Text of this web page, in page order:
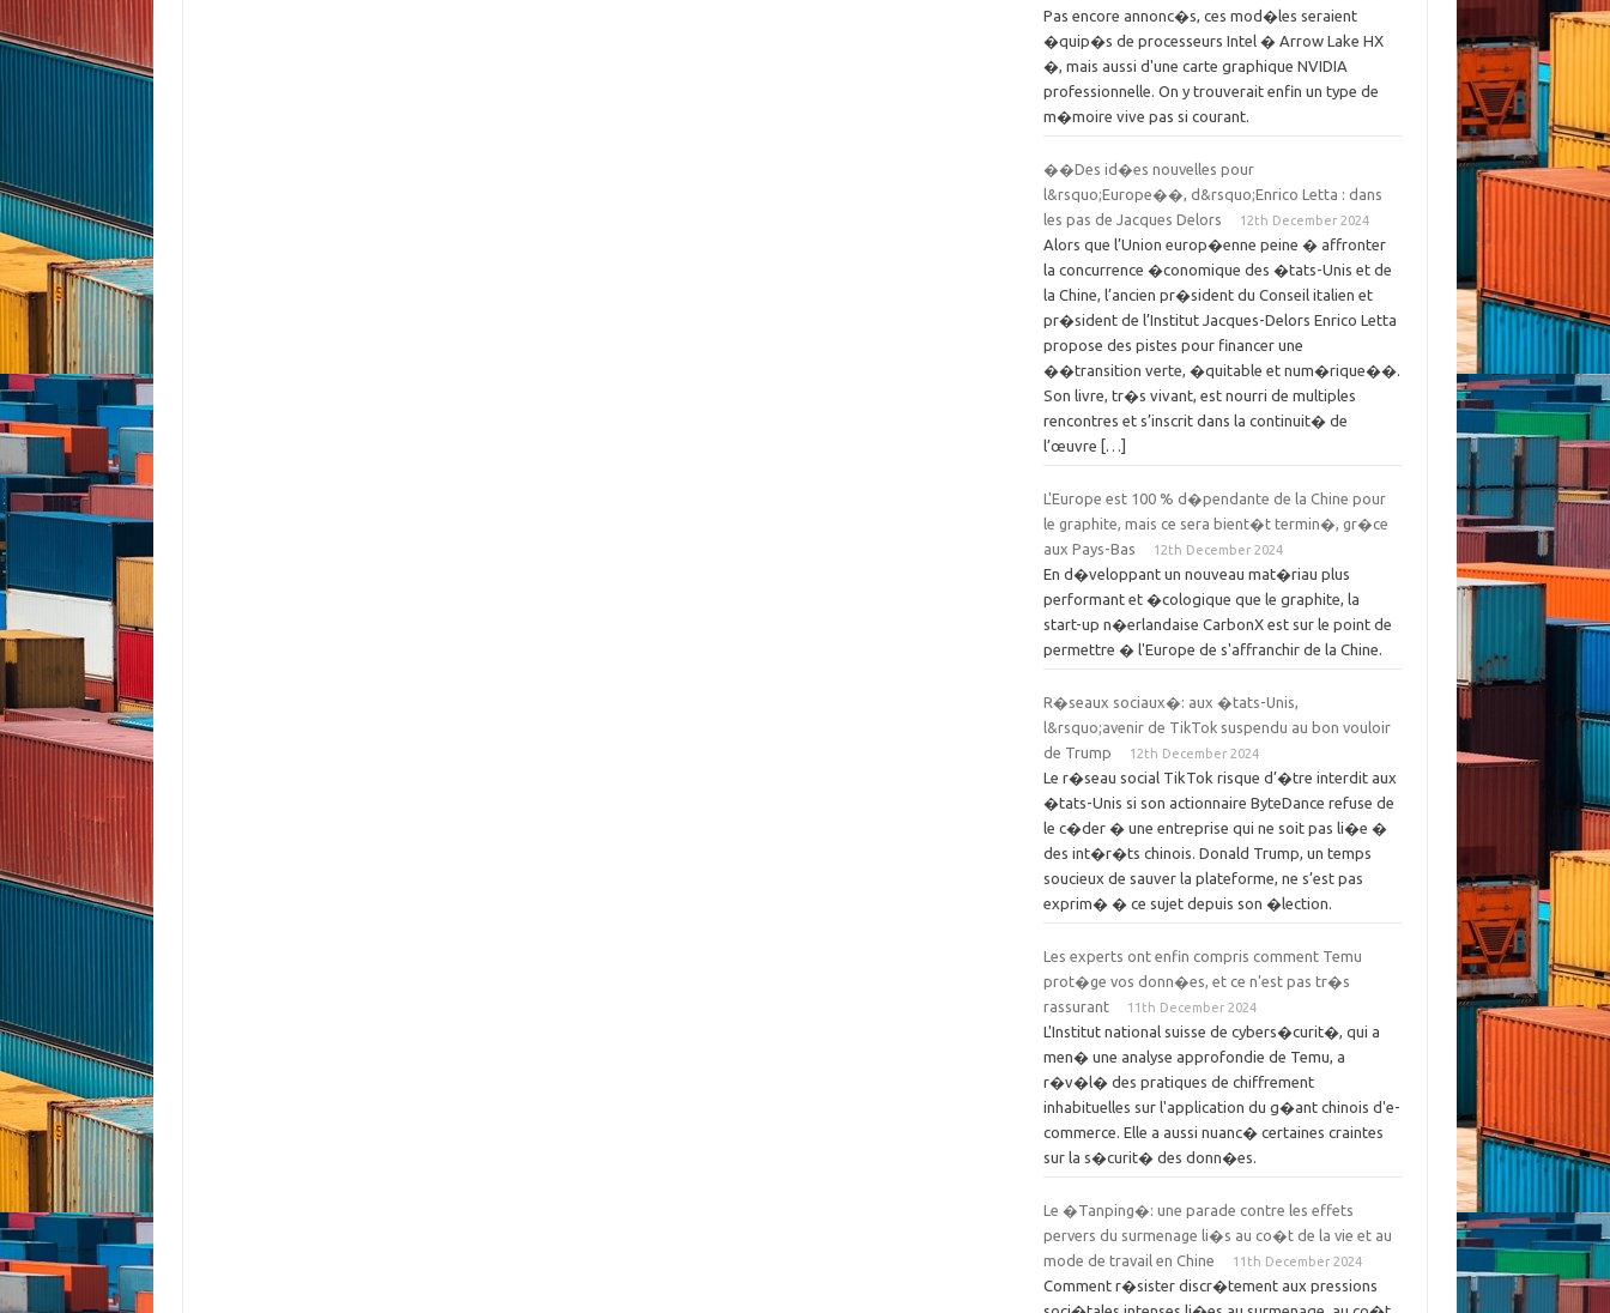
Pas encore annonc�s, ces mod�les seraient
�quip�s de processeurs Intel � Arrow Lake HX
�, mais aussi d'une carte graphique NVIDIA
professionnelle. On y trouverait enfin un type de
m�moire vive pas si courant.
��Des id�es nouvelles pour
l&rsquo;Europe��, d&rsquo;Enrico Letta : dans
les pas de Jacques Delors
12th December 2024
Alors que l’Union europ�enne peine � affronter
la concurrence �conomique des �tats-Unis et de
la Chine, l’ancien pr�sident du Conseil italien et
pr�sident de l’Institut Jacques-Delors Enrico Letta
propose des pistes pour financer une
��transition verte, �quitable et num�rique��.
Son livre, tr�s vivant, est nourri de multiples
rencontres et s’inscrit dans la continuit� de
l’œuvre […]
L'Europe est 100 % d�pendante de la Chine pour
le graphite, mais ce sera bient�t termin�, gr�ce
aux Pays-Bas
12th December 2024
En d�veloppant un nouveau mat�riau plus
performant et �cologique que le graphite, la
start-up n�erlandaise CarbonX est sur le point de
permettre � l'Europe de s'affranchir de la Chine.
R�seaux sociaux�: aux �tats-Unis,
l&rsquo;avenir de TikTok suspendu au bon vouloir
de Trump
12th December 2024
Le r�seau social TikTok risque d’�tre interdit aux
�tats-Unis si son actionnaire ByteDance refuse de
le c�der � une entreprise qui ne soit pas li�e �
des int�r�ts chinois. Donald Trump, un temps
soucieux de sauver la plateforme, ne s’est pas
exprim� � ce sujet depuis son �lection.
Les experts ont enfin compris comment Temu
prot�ge vos donn�es, et ce n'est pas tr�s
rassurant
11th December 2024
L'Institut national suisse de cybers�curit�, qui a
men� une analyse approfondie de Temu, a
r�v�l� des pratiques de chiffrement
inhabituelles sur l'application du g�ant chinois d'e-
commerce. Elle a aussi nuanc� certaines craintes
sur la s�curit� des donn�es.
Le �Tanping�: une parade contre les effets
pervers du surmenage li�s au co�t de la vie et au
mode de travail en Chine
11th December 2024
Comment r�sister discr�tement aux pressions